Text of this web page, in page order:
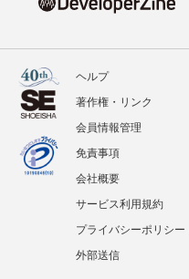
ヘルプ
著作権・リンク
会員情報管理
免責事項
会社概要
サービス利用規約
プライバシーポリシー
外部送信